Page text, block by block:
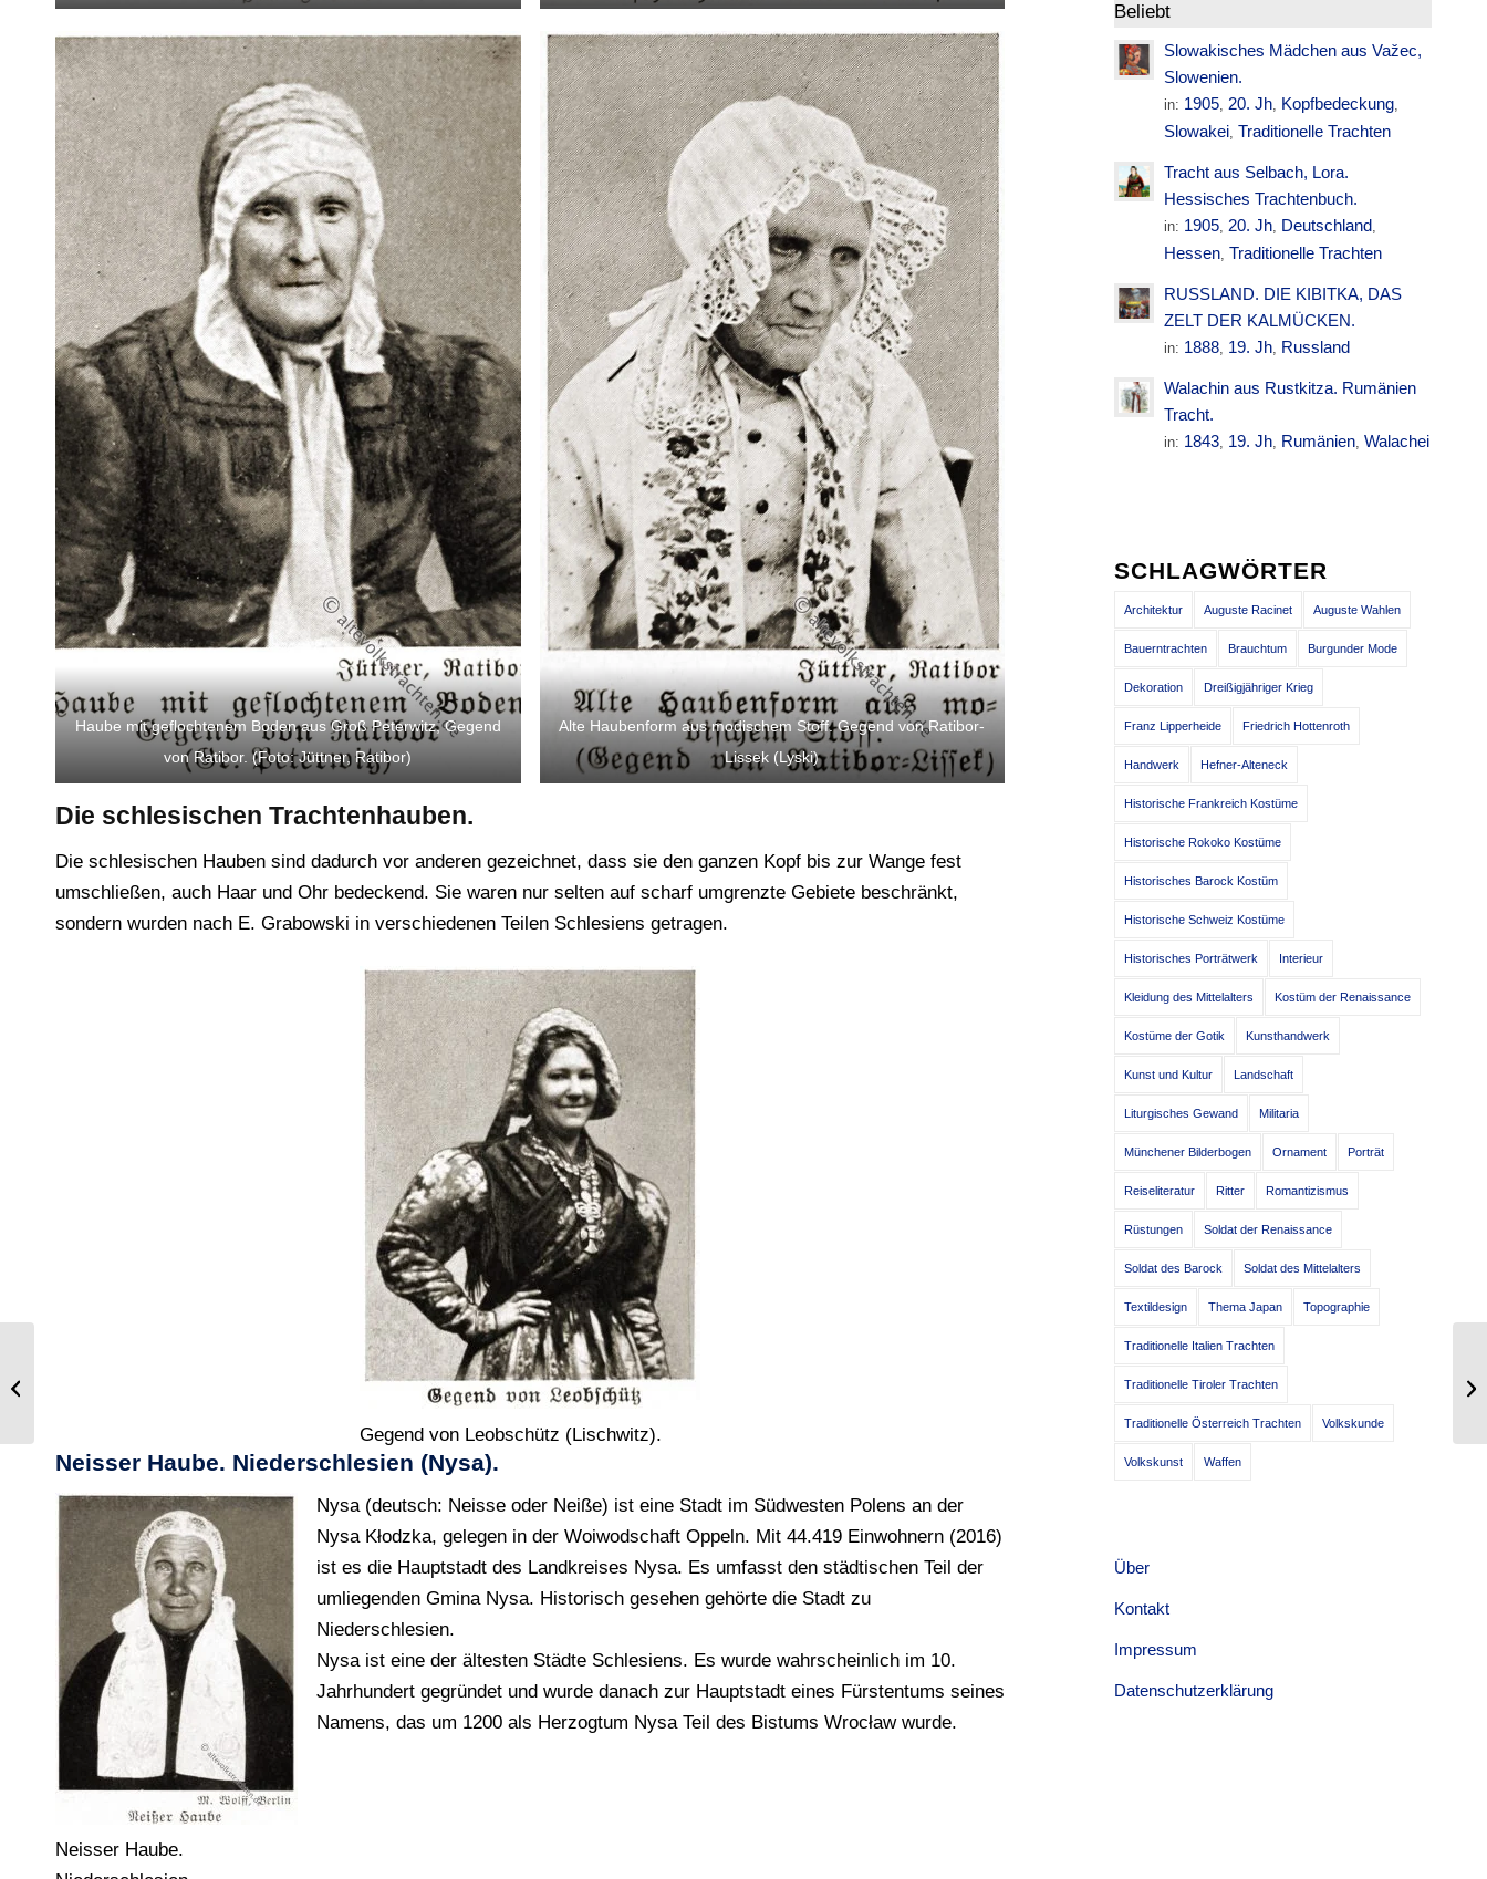
Haube mit geflochtenem Boden aus Groß Peterwitz, Gegend
von Ratibor. (Foto: Jüttner, Ratibor)
Alte Haubenform aus modischem Stoff. Gegend von Ratibor-
Lissek (Lyski)
Die schlesischen Trachtenhauben.
Die schlesischen Hauben sind dadurch vor anderen gezeichnet, dass sie den ganzen Kopf bis zur Wange fest
umschließen, auch Haar und Ohr bedeckend. Sie waren nur selten auf scharf umgrenzte Gebiete beschränkt,
sondern wurden nach E. Grabowski in verschiedenen Teilen Schlesiens getragen.
Gegend von Leobschütz (Lischwitz).
Neisser Haube. Niederschlesien (Nysa).
Neisser Haube.
Nysa (deutsch: Neisse oder Neiße) ist eine Stadt im Südwesten Polens an der
Nysa Kłodzka, gelegen in der Woiwodschaft Oppeln. Mit 44.419 Einwohnern (2016)
ist es die Hauptstadt des Landkreises Nysa. Es umfasst den städtischen Teil der
umliegenden Gmina Nysa. Historisch gesehen gehörte die Stadt zu
Niederschlesien.
Nysa ist eine der ältesten Städte Schlesiens. Es wurde wahrscheinlich im 10.
Jahrhundert gegründet und wurde danach zur Hauptstadt eines Fürstentums seines
Namens, das um 1200 als Herzogtum Nysa Teil des Bistums Wrocław wurde.
Beliebt
Slowakisches Mädchen aus Važec,
Slowenien.
in: 1905,20. Jh, Kopfbedeckung,
Slowakei, Traditionelle Trachten
Tracht aus Selbach, Lora.
Hessisches Trachtenbuch.
in: 1905,20. Jh, Deutschland,
Hessen, Traditionelle Trachten
RUSSLAND. DIE KIBITKA, DAS
ZELT DER KALMÜCKEN.
in: 1888, 19. Jh, Russland
Walachin aus Rustkitza. Rumänien
Tracht.
in: 1843, 19. Jh, Rumänien,Walachei
SCHLAGWÖRTER
Architektur Auguste Racinet Auguste Wahlen
Bauerntrachten Brauchtum Burgunder Mode
Dekoration Dreißigjähriger Krieg
Franz Lipperheide Friedrich Hottenroth
Handwerk Hefner-Alteneck
Historische Frankreich Kostüme
Historische Rokoko Kostüme
Historisches Barock Kostüm
Historische Schweiz Kostüme
Historisches Porträtwerk Interieur
Kleidung des Mittelalters Kostüm der Renaissance
Kostüme der Gotik Kunsthandwerk
Kunst und Kultur Landschaft
Liturgisches Gewand Militaria
Münchener Bilderbogen Ornament Porträt
Reiseliteratur Ritter Romantizismus
Rüstungen Soldat der Renaissance
Soldat des Barock Soldat des Mittelalters
Textildesign Thema Japan Topographie
Traditionelle Italien Trachten
Traditionelle Tiroler Trachten
Traditionelle Österreich Trachten Volkskunde
Volkskunst Waffen
Über
Kontakt
Impressum
Datenschutzerklärung